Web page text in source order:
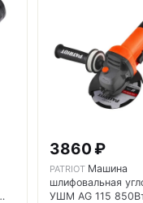
3860 ₽
PATRIOT Машина
шлифовальная
УШМ AG 115